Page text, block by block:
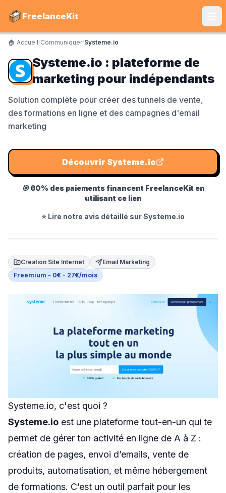
FreelanceKit
CATÉGORIES
Services
Boîte à Outils
Marketing
Shine Facture
Swapn
Orus
Abby
Shine
Proposer un outil
Donner mon avis
Sponsoriser FreelanceKit
🏠 Accueil/Communiquer/Systeme.io
Systeme.io : plateforme de
marketing pour indépendants
Solution complète pour créer des tunnels de vente,
des formations en ligne et des campagnes d'email
marketing
Découvrir Systeme.io
🎯60% des paiements financent FreelanceKit en
utilisant ce lien
⭐ Lire notre avis détaillé surSysteme.io
Creation Site Internet
Email Marketing
Freemium - 0€ - 27€/mois
Systeme.io, c'est quoi ?
Systeme.io est une plateforme tout-en-un qui te
permet de gérer ton activité en ligne de A à Z :
création de pages, envoi d’emails, vente de
produits, automatisation, et même hébergement
de formations. C’est un outil parfait pour les